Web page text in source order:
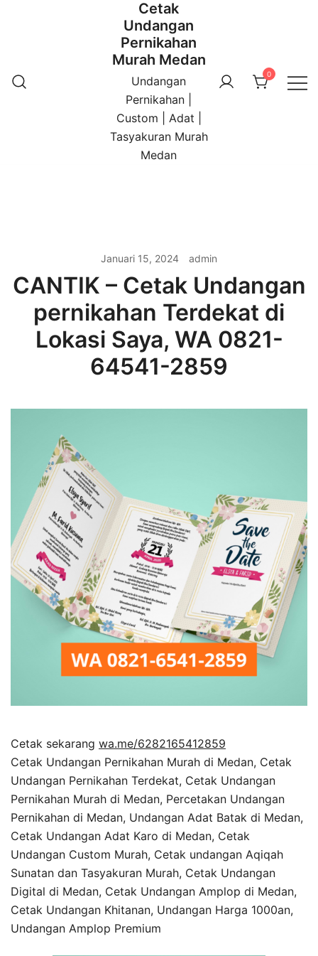
Cetak
Undangan
Pernikahan
Murah Medan
Undangan
Pernikahan |
Custom | Adat |
Tasyakuran Murah
Medan
0
Januari 15, 2024 admin
CANTIK – Cetak Undangan
pernikahan Terdekat di
Lokasi Saya, WA 0821-
64541-2859
Cetak sekarang wa.me/6282165412859
Cetak Undangan Pernikahan Murah di Medan, Cetak
Undangan Pernikahan Terdekat, Cetak Undangan
Pernikahan Murah di Medan, Percetakan Undangan
Pernikahan di Medan, Undangan Adat Batak di Medan,
Cetak Undangan Adat Karo di Medan, Cetak
Undangan Custom Murah, Cetak undangan Aqiqah
Sunatan dan Tasyakuran Murah, Cetak Undangan
Digital di Medan, Cetak Undangan Amplop di Medan,
Cetak Undangan Khitanan, Undangan Harga 1000an,
Undangan Amplop Premium